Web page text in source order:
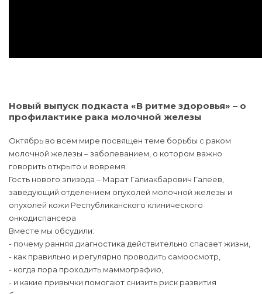
Новый выпуск подкаста «В ритме здоровья» – о
профилактике рака молочной железы
Октябрь во всем мире посвящен теме борьбы с раком
молочной железы – заболеванием, о котором важно
говорить открыто и вовремя.
Гость нового эпизода – Марат Галиакбарович Галеев,
заведующий отделением опухолей молочной железы и
опухолей кожи Республиканского клинического
онкодиспансера
Вместе мы обсудили:
- почему ранняя диагностика действительно спасает жизни,
- как правильно и регулярно проводить самоосмотр,
- когда пора проходить маммографию,
- и какие привычки помогают снизить риск развития